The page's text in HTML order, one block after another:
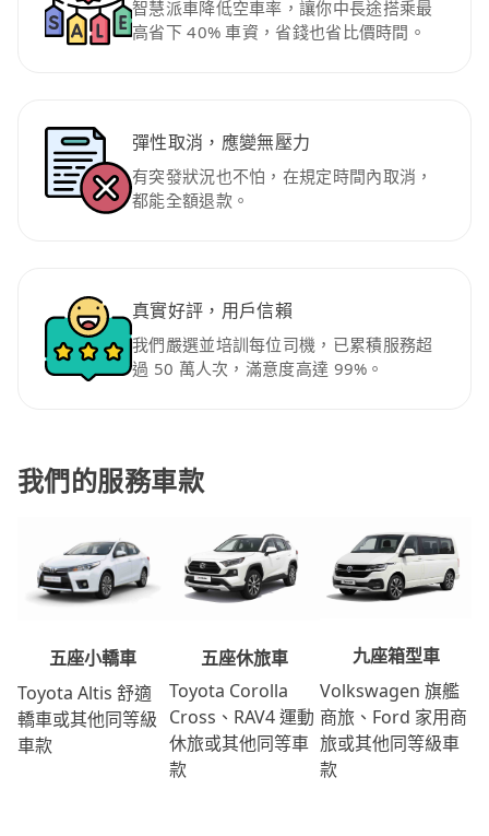
智慧派車降低空車率，讓你中長途搭乘最
高省下 40% 車資，省錢也省比價時間。
彈性取消，應變無壓力
有突發狀況也不怕，在規定時間內取消，
都能全額退款。
真實好評，用戶信賴
我們嚴選並培訓每位司機，已累積服務超
過 50 萬人次，滿意度高達 99%。
我們的服務車款
五座小轎車
Toyota Altis 舒適
轎車或其他同等級
車款
五座休旅車
Toyota Corolla
Cross、RAV4 運動
休旅或其他同等車
款
九座箱型車
Volkswagen 旗艦
商旅、Ford 家用商
旅或其他同等級車
款